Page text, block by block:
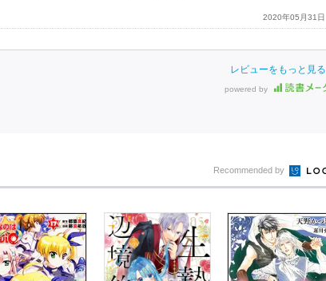
2020年05月31日
レビューをもっと見る
powered by
Recommended by